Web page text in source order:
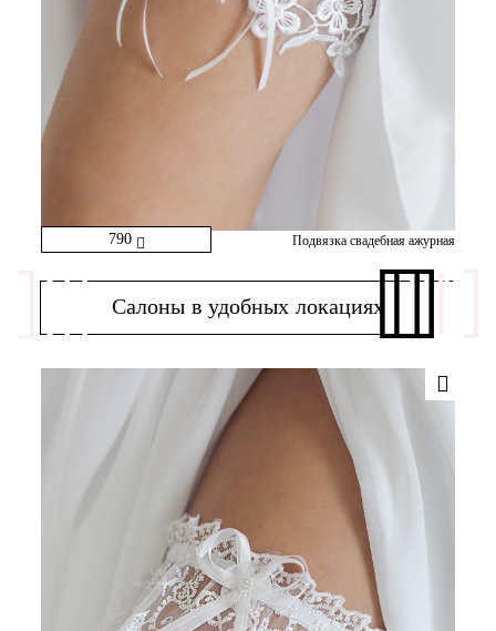
790 Подвязка свадебная ажурная
Салоны в удобных локациях